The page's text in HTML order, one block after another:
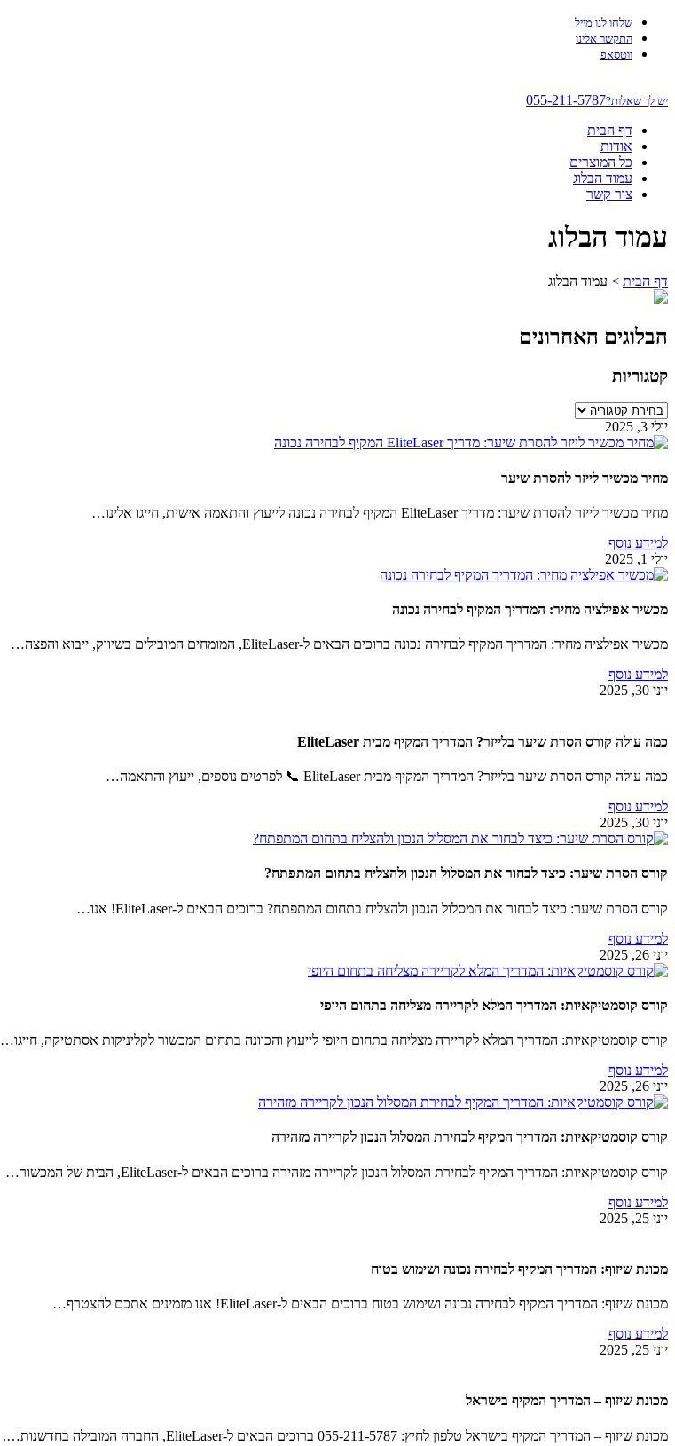
שלחו לנו מייל
התקשר אלינו
ווטסאפ
יש לך שאלות?055-211-5787
דף הבית
אודות
כל המוצרים
עמוד הבלוג
צור קשר
עמוד הבלוג
דף הבית > עמוד הבלוג
הבלוגים האחרונים
קטגוריות
קטגוריות
יולי 3, 2025
מחיר מכשיר לייזר להסרת שיער
מחיר מכשיר לייזר להסרת שיער: מדריך EliteLaser המקיף לבחירה נכונה לייעוץ והתאמה אישית, חייגו אלינו…
למידע נוסף
יולי 1, 2025
מכשיר אפילציה מחיר: המדריך המקיף לבחירה נכונה
מכשיר אפילציה מחיר: המדריך המקיף לבחירה נכונה ברוכים הבאים ל-EliteLaser, המומחים המובילים בשיווק, ייבוא והפצה…
למידע נוסף
יוני 30, 2025
כמה עולה קורס הסרת שיער בלייזר? המדריך המקיף מבית EliteLaser
כמה עולה קורס הסרת שיער בלייזר? המדריך המקיף מבית EliteLaser 📞 לפרטים נוספים, ייעוץ והתאמה…
למידע נוסף
יוני 30, 2025
קורס הסרת שיער: כיצד לבחור את המסלול הנכון ולהצליח בתחום המתפתח?
קורס הסרת שיער: כיצד לבחור את המסלול הנכון ולהצליח בתחום המתפתח? ברוכים הבאים ל-EliteLaser! אנו…
למידע נוסף
יוני 26, 2025
קורס קוסמטיקאיות: המדריך המלא לקריירה מצליחה בתחום היופי
קורס קוסמטיקאיות: המדריך המלא לקריירה מצליחה בתחום היופי לייעוץ והכוונה בתחום המכשור לקליניקות אסתטיקה, חייגו…
למידע נוסף
יוני 26, 2025
קורס קוסמטיקאיות: המדריך המקיף לבחירת המסלול הנכון לקריירה מזהירה
קורס קוסמטיקאיות: המדריך המקיף לבחירת המסלול הנכון לקריירה מזהירה ברוכים הבאים ל-EliteLaser, הבית של המכשור…
למידע נוסף
יוני 25, 2025
מכונת שיזוף: המדריך המקיף לבחירה נכונה ושימוש בטוח
מכונת שיזוף: המדריך המקיף לבחירה נכונה ושימוש בטוח ברוכים הבאים ל-EliteLaser! אנו מזמינים אתכם להצטרף…
למידע נוסף
יוני 25, 2025
מכונת שיזוף – המדריך המקיף בישראל
מכונת שיזוף – המדריך המקיף בישראל טלפון לחיץ: 055-211-5787 ברוכים הבאים ל-EliteLaser, החברה המובילה בחדשנות….